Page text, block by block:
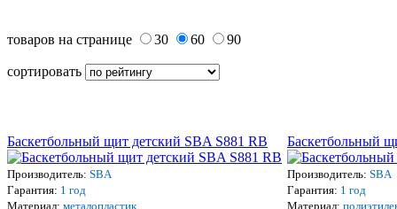
товаров на странице 30 60 90
сортировать
Баскетбольный щит детский SBA S881 RB
Производитель: SBA
Гарантия: 1 год
Материал: металопластик
Баскетбольный
Производитель: SBA
Гарантия: 1 год
Материал: